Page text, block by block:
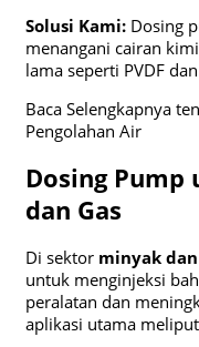
Solusi Kami:Dosing
menangani cairan
lama seperti PVDF
Baca Selengkapnya
Pengolahan Air
Dosing
dan Gas
Di sektor minyak dan
untuk menginjeksi
peralatan dan
aplikasi utama